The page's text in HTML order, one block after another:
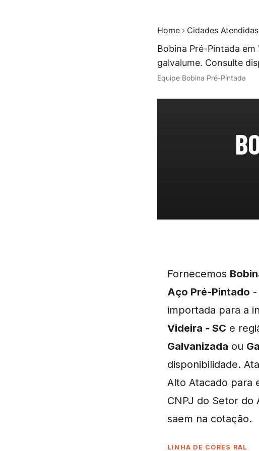
Home Cidades Atendidas
Bobina Pré-Pintada
galvalume. Consulte
Equipe Bobina Pré-Pintada
Fornecemos
Aço Pré‑Pintado -
importada para a
Videira ‑ SC e
Galvanizada ou
disponibilidade.
Alto Atacado para
CNPJ do Setor do
saem na cotação.
LINHA DE CORES RAL